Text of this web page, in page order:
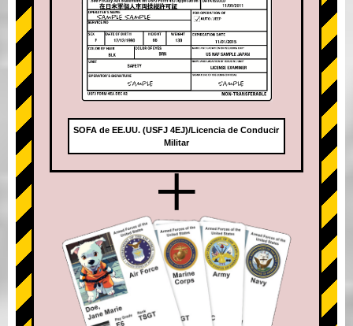
SOFA de EE.UU. (USFJ 4EJ)/Licencia de Conducir
Militar
+